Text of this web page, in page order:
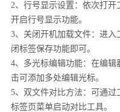
2、行号显示设置：依次打开
开启行号显示功能。
3、关闭开机加载文件：进
闭标签保存功能即可。
4、多光标编辑功能：在编
击可添加多处编辑光标。
5、双文件对比方法：可通
标签页菜单启动对比工具。